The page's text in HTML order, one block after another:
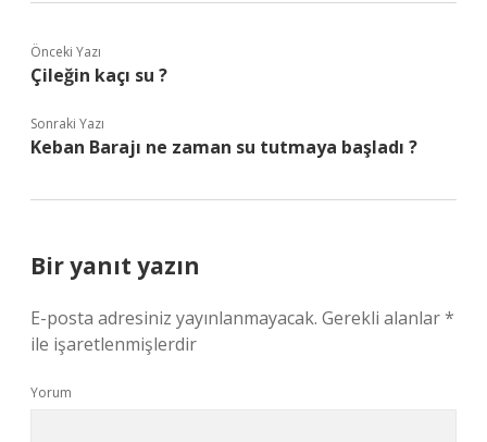
Önceki Yazı
Çileğin kaçı su ?
Sonraki Yazı
Keban Barajı ne zaman su tutmaya başladı ?
Bir yanıt yazın
E-posta adresiniz yayınlanmayacak. Gerekli alanlar*
ile işaretlenmişlerdir
Yorum